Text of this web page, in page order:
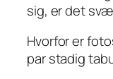
sig, er det
Hvorfor er
par stadig